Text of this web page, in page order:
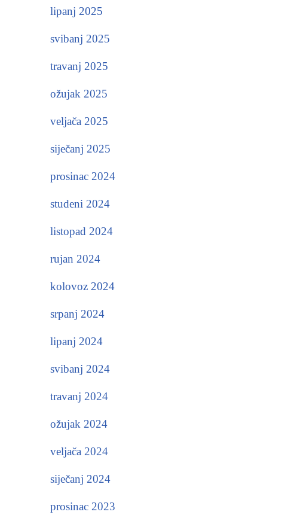
lipanj 2025
svibanj 2025
travanj 2025
ožujak 2025
veljača 2025
siječanj 2025
prosinac 2024
studeni 2024
listopad 2024
rujan 2024
kolovoz 2024
srpanj 2024
lipanj 2024
svibanj 2024
travanj 2024
ožujak 2024
veljača 2024
siječanj 2024
prosinac 2023